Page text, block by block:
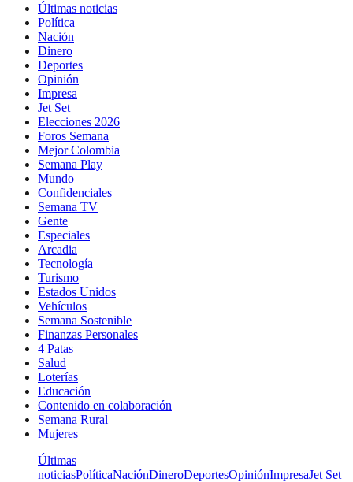
Últimas noticias
Política
Nación
Dinero
Deportes
Opinión
Impresa
Jet Set
Elecciones 2026
Foros Semana
Mejor Colombia
Semana Play
Mundo
Confidenciales
Semana TV
Gente
Especiales
Arcadia
Tecnología
Turismo
Estados Unidos
Vehículos
Semana Sostenible
Finanzas Personales
4 Patas
Salud
Loterías
Educación
Contenido en colaboración
Semana Rural
Mujeres
Últimas
noticiasPolíticaNaciónDineroDeportesOpiniónImpresaJet Set